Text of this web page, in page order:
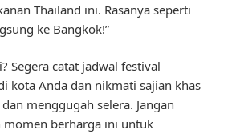
Thailand ini. Rasanya seperti
ke Bangkok!”
Segera catat jadwal festival
kota Anda dan nikmati sajian khas
menggugah selera. Jangan
momen berharga ini untuk